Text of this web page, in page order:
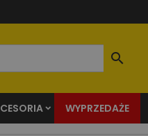

WYPRZEDAŻE